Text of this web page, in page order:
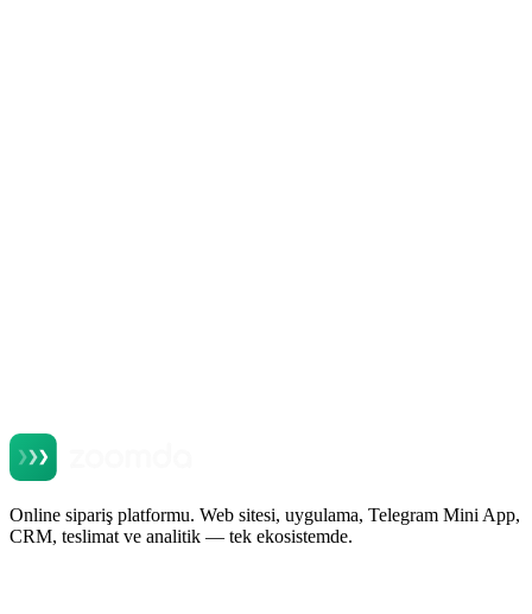
Online sipariş platformu. Web sitesi, uygulama, Telegram Mini App,
CRM, teslimat ve analitik — tek ekosistemde.